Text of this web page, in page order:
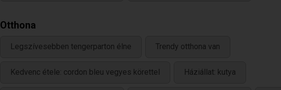
Otthona
Legszívesebben tengerparton élne Trendy otthona van
Kedvenc étele: cordon bleu vegyes körettel Háziállat: kutya